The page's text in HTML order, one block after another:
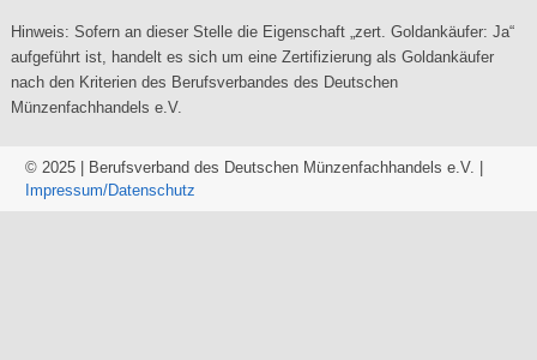
Hinweis: Sofern an dieser Stelle die Eigenschaft „zert. Goldankäufer: Ja“
aufgeführt ist, handelt es sich um eine Zertifizierung als Goldankäufer
nach den Kriterien des Berufsverbandes des Deutschen
Münzenfachhandels e.V.
© 2025 | Berufsverband des Deutschen Münzenfachhandels e.V. |
Impressum/Datenschutz